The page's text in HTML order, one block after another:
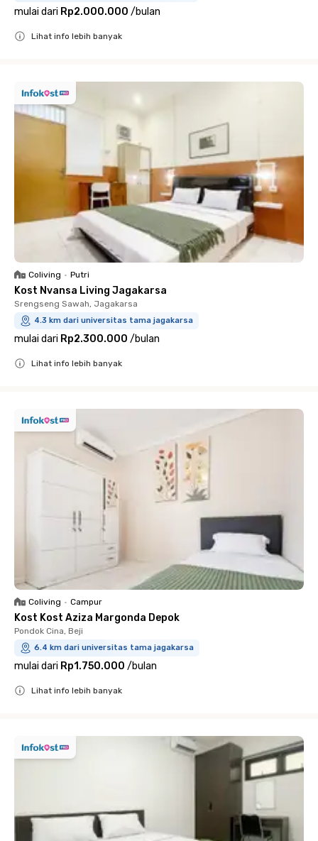
mulai dari Rp2.000.000 /bulan
Lihat info lebih banyak
Coliving • Putri
Kost Nvansa Living Jagakarsa
Srengseng Sawah, Jagakarsa
4.3 km dari universitas tama jagakarsa
mulai dari Rp2.300.000 /bulan
Lihat info lebih banyak
Coliving • Campur
Kost Kost Aziza Margonda Depok
Pondok Cina, Beji
6.4 km dari universitas tama jagakarsa
mulai dari Rp1.750.000 /bulan
Lihat info lebih banyak